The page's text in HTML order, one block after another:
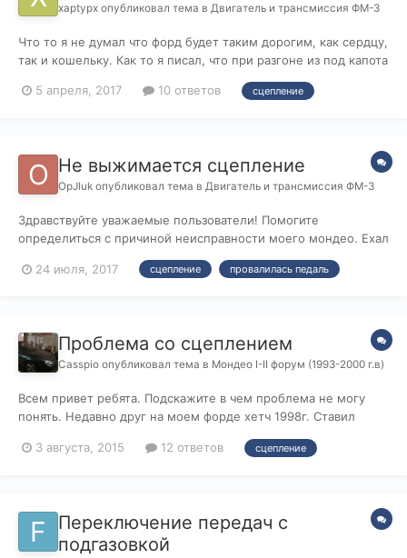
xaptypx опубликовал тема в Двигатель и трансмиссия ФМ-3
Что то я не думал что форд будет таким дорогим, как сердцу,
так и кошельку. Как то я писал, что при разгоне из под капота
сцепление. Форсунки вроде как проверили и все ок. Начал
5 апреля, 2017 10 ответов сцепление
Не выжимается сцепление
OpJluk опубликовал тема в Двигатель и трансмиссия ФМ-3
Здравствуйте уважаемые пользователи! Помогите
определиться с причиной неисправности моего мондео. Ехал
выжал сцепление и заметил что педаль стала как бы мягче и
24 июля, 2017 сцепление провалилась педаль
Проблема со сцеплением
Casspio опубликовал тема в Мондео I-II форум (1993-2000 г.в)
Всем привет ребята. Подскажите в чем проблема не могу
понять. Недавно друг на моем форде хетч 1998г. Ставил
могу включить передачу. Сцепу выжимаю пытаюсь включить
3 августа, 2015 12 ответов сцепление
Переключение передач с
подгазовкой